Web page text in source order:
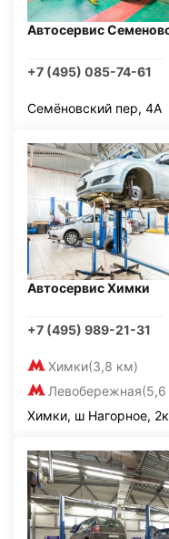
Автосервис
+7 (495) 085-74-61
Семёновский пер, 4А
Автосервис Химки
+7 (495) 989-21-31
Химки(3,8 км)
Левобережная
Химки, ш Нагорное,